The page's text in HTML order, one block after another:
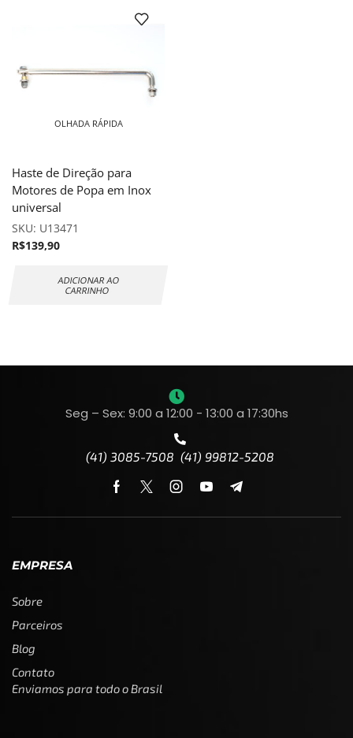
OLHADA RÁPIDA
Haste de Direção para
Motores de Popa em Inox
universal
SKU: U13471
R$139,90
ADICIONAR AO
CARRINHO
Seg – Sex: 9:00 a 12:00 - 13:00 a 17:30hs
(41) 3085-7508 (41) 99812-5208
EMPRESA
Sobre
Parceiros
Blog
Contato
Enviamos para todo o Brasil